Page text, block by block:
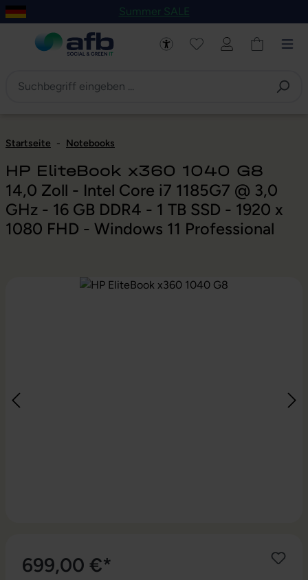
Hauptinhalt springen
Zur Navigation der B2B-Plattform springen
Summer SALE
Startseite - Notebooks
HP EliteBook x360 1040 G8
14,0 Zoll - Intel Core i7 1185G7 @ 3,0
GHz - 16 GB DDR4 - 1 TB SSD - 1920 x
1080 FHD - Windows 11 Professional
Bildergalerie überspringen
699,00 €*